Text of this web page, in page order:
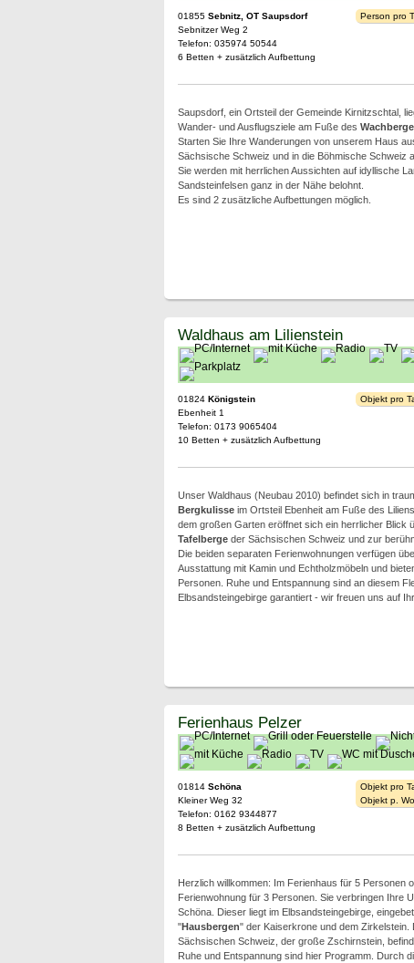
01855 Sebnitz, OT Saupsdorf
Sebnitzer Weg 2
Telefon: 035974 50544
6 Betten + zusätzlich Aufbettung
Person pro
Saupsdorf, ein Ortsteil der Gemeinde Kirnitzschtal,
Wander- und Ausflugsziele am Fuße des
Starten Sie Ihre Wanderungen von unserem Haus
Sächsische Schweiz und in die Böhmische Schweiz
Sie werden mit herrlichen Aussichten auf idyllische
Sandsteinfelsen ganz in der Nähe belohnt.
Es sind 2 zusätzliche Aufbettungen möglich.
Waldhaus am Lilienstein
01824 Königstein
Ebenheit 1
Telefon: 0173 9065404
10 Betten + zusätzlich Aufbettung
Objekt pro
Unser Waldhaus (Neubau 2010) befindet sich in
Bergkulisseim Ortsteil Ebenheit am Fuße des
dem großen Garten eröffnet sich ein herrlicher Blick
Tafelbergeder Sächsischen Schweiz und zur
Die beiden separaten Ferienwohnungen verfügen
Ausstattung mit Kamin und Echtholzmöbeln und
Personen. Ruhe und Entspannung sind an diesem
Elbsandsteingebirge garantiert - wir freuen uns auf
Ferienhaus Pelzer
01814 Schöna
Kleiner Weg 32
Telefon: 0162 9344877
8 Betten + zusätzlich Aufbettung
Objekt pro
Objekt p.
Herzlich willkommen: Im Ferienhaus für 5 Personen
Ferienwohnung für 3 Personen. Sie verbringen Ihre
Schöna. Dieser liegt im Elbsandsteingebirge,
"Hausbergen" der Kaiserkrone und dem Zirkelstein.
Sächsischen Schweiz, der große Zschirnstein,
Ruhe und Entspannung sind hier Programm. Durch